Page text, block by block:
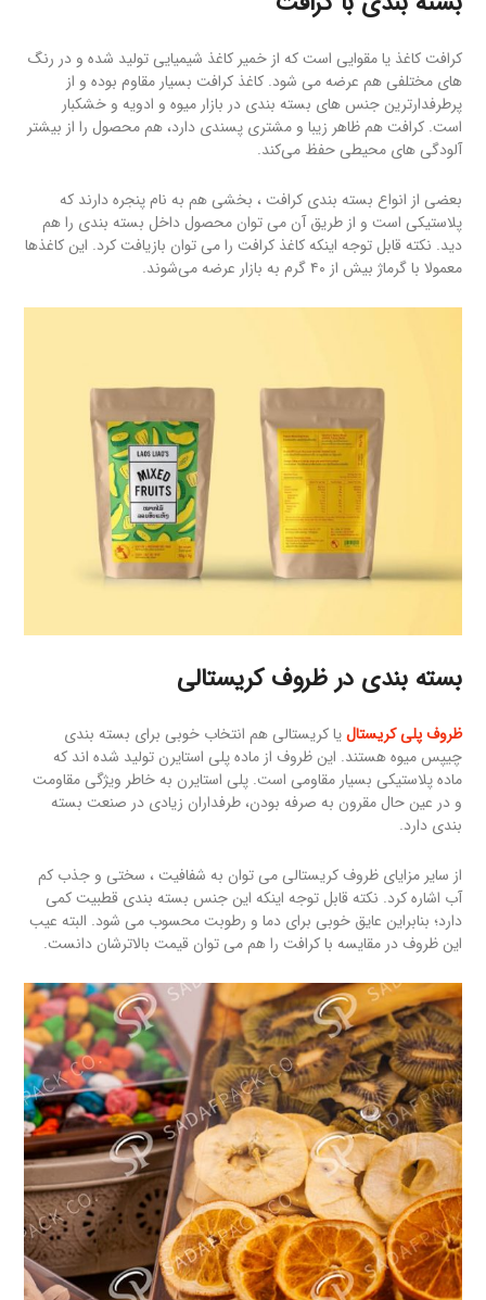
کرافت کاغذ یا مقوایی است که از خمیر کاغذ شیمیایی تولید شده و در رنگ
های مختلفی هم عرضه می شود. کاغذ کرافت بسیار مقاوم بوده و از
پرطرفدارترین جنس های بسته بندی در بازار میوه و ادویه و خشکبار
است. کرافت هم ظاهر زیبا و مشتری پسندی دارد، هم محصول را از بیشتر
آلودگی های محیطی حفظ می‌کند.
بعضی از انواع بسته بندی کرافت ، بخشی هم به نام پنجره دارند که
پلاستیکی است و از طریق آن می توان محصول داخل بسته بندی را هم
دید. نکته قابل توجه اینکه کاغذ کرافت را می توان بازیافت کرد. این کاغذها
معمولا با گرماژ بیش از ۴۰ گرم به بازار عرضه می‌شوند.
بسته بندی در ظروف کریستالی
ظروف پلی کریستالیا کریستالی هم انتخاب خوبی برای بسته بندی
چیپس میوه هستند. این ظروف از ماده پلی استایرن تولید شده اند که
ماده پلاستیکی بسیار مقاومی است. پلی استایرن به خاطر ویژگی مقاومت
و در عین حال مقرون به صرفه بودن، طرفداران زیادی در صنعت بسته
بندی دارد.
از سایر مزایای ظروف کریستالی می توان به شفافیت ، سختی و جذب کم
آب اشاره کرد. نکته قابل توجه اینکه این جنس بسته بندی قطبیت کمی
دارد؛ بنابراین عایق خوبی برای دما و رطوبت محسوب می شود. البته عیب
این ظروف در مقایسه با کرافت را هم می توان قیمت بالاترشان دانست.